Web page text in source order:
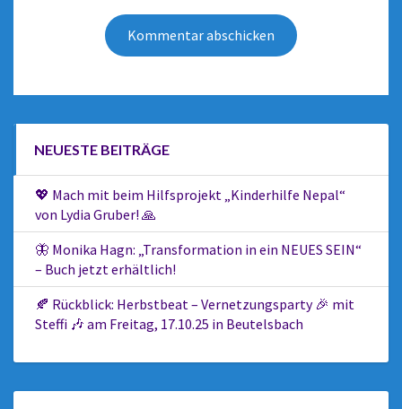
NEUESTE BEITRÄGE
💖 Mach mit beim Hilfsprojekt „Kinderhilfe Nepal“
von Lydia Gruber! 🙏
🦋 Monika Hagn: „Transformation in ein NEUES SEIN“
– Buch jetzt erhältlich!
🍂 Rückblick: Herbstbeat – Vernetzungsparty 🎉 mit
Steffi 🎶 am Freitag, 17.10.25 in Beutelsbach